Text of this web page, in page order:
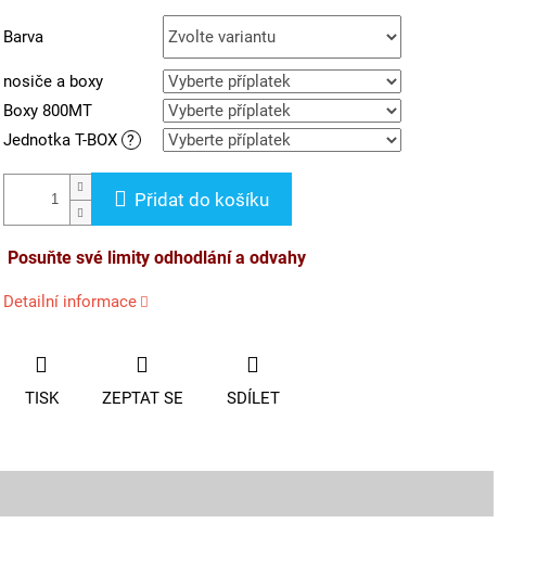
Barva
nosiče a boxy
Boxy 800MT
Jednotka T-BOX ?
Přidat do košíku
Posuňte své limity odhodlání a odvahy
Detailní informace
TISK ZEPTAT SE SDÍLET